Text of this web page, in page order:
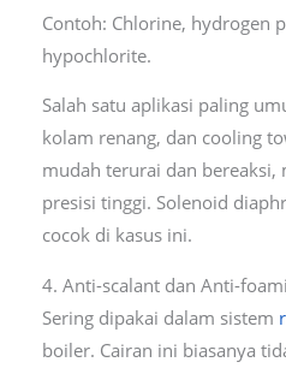
Contoh: Chlorine, hydrogen
hypochlorite.
Salah satu aplikasi paling
kolam renang, dan cooling
mudah terurai dan bereaksi,
presisi tinggi. Solenoid
cocok di kasus ini.
4. Anti-scalant dan Anti-
Sering dipakai dalam sistem
boiler. Cairan ini biasanya